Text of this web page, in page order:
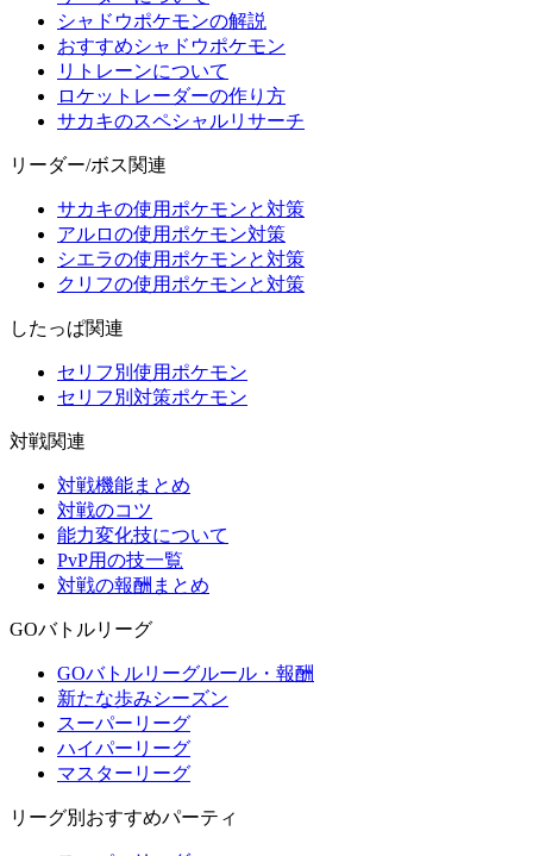
シャドウポケモンの解説
おすすめシャドウポケモン
リトレーンについて
ロケットレーダーの作り方
サカキのスペシャルリサーチ
リーダー/ボス関連
サカキの使用ポケモンと対策
アルロの使用ポケモン対策
シエラの使用ポケモンと対策
クリフの使用ポケモンと対策
したっぱ関連
セリフ別使用ポケモン
セリフ別対策ポケモン
対戦関連
対戦機能まとめ
対戦のコツ
能力変化技について
PvP用の技一覧
対戦の報酬まとめ
GOバトルリーグ
GOバトルリーグルール・報酬
新たな歩みシーズン
スーパーリーグ
ハイパーリーグ
マスターリーグ
リーグ別おすすめパーティ